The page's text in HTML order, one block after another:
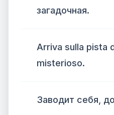
загадочная.
Arriva sulla pista
misterioso.
Заводит себя,